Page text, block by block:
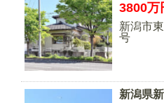
3800万
新潟市
号
新潟県